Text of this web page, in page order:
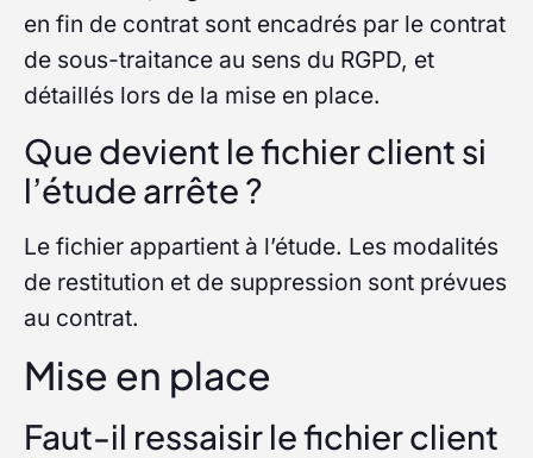
en fin de contrat sont encadrés par le contrat
de sous-traitance au sens du RGPD, et
détaillés lors de la mise en place.
Que devient le fichier client si
l’étude arrête ?
Le fichier appartient à l’étude. Les modalités
de restitution et de suppression sont prévues
au contrat.
Mise en place
Faut-il ressaisir le fichier client